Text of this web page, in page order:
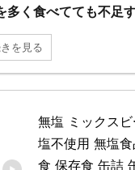
多く食べてても不足
を見る
無塩 ミックス
塩不使用 無塩
食 保存食 缶詰